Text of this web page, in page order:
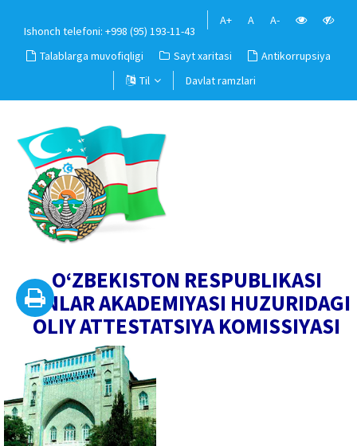
Ishonch telefoni: +998 (95) 193-11-43
A+ A A-
Talablarga muvofiqligi Sayt xaritasi
Antikorrupsiya
Til
Davlat ramzlari
O‘ZBEKISTON RESPUBLIKASI
FANLAR AKADEMIYASI HUZURIDAGI
OLIY ATTESTATSIYA KOMISSIYASI